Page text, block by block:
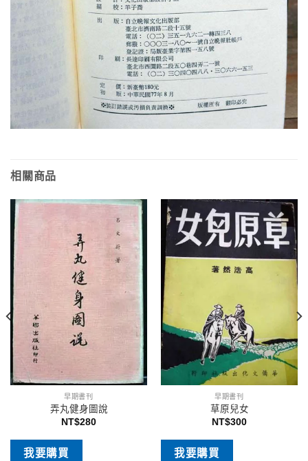
相關商品
早期書刊
弄丸健身圖說
NT$280
我要購買
早期書刊
草原兒女
NT$300
我要購買